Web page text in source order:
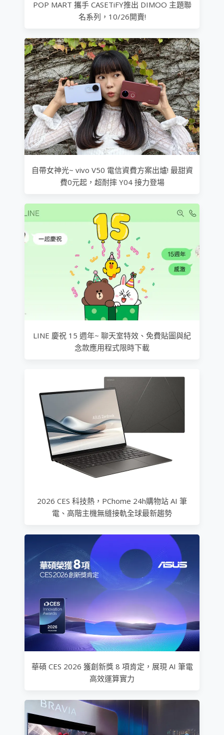
POP MART 攜手 CASETiFY推出 DIMOO 主題聯
名系列，10/26開賣!
自帶女神光~ vivo V50 電信資費方案出爐! 最甜資
費0元起，超耐摔 Y04 接力登場
LINE 慶祝 15 週年~ 聊天室特效、免費貼圖與紀
念款應用程式限時下載
2026 CES 科技熱，PChome 24h購物站 AI 筆
電、高階主機無縫接軌全球最新趨勢
華碩 CES 2026 獲創新獎 8 項肯定，展現 AI 筆電
高效運算實力